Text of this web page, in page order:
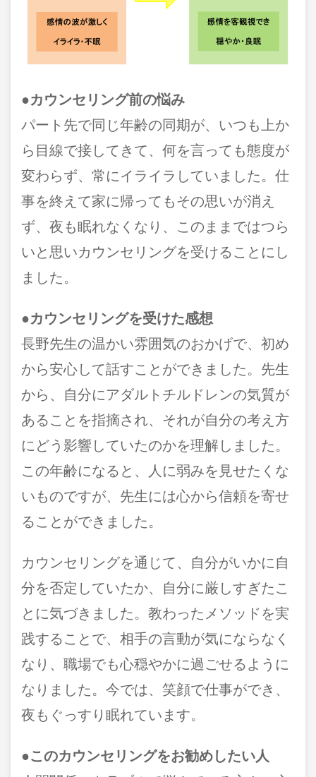
●カウンセリング前の悩み
パート先で同じ年齢の同期が、いつも上か
ら目線で接してきて、何を言っても態度が
変わらず、常にイライラしていました。仕
事を終えて家に帰ってもその思いが消え
ず、夜も眠れなくなり、このままではつら
いと思いカウンセリングを受けることにし
ました。
●カウンセリングを受けた感想
長野先生の温かい雰囲気のおかげで、初め
から安心して話すことができました。先生
から、自分にアダルトチルドレンの気質が
あることを指摘され、それが自分の考え方
にどう影響していたのかを理解しました。
この年齢になると、人に弱みを見せたくな
いものですが、先生には心から信頼を寄せ
ることができました。
カウンセリングを通じて、自分がいかに自
分を否定していたか、自分に厳しすぎたこ
とに気づきました。教わったメソッドを実
践することで、相手の言動が気にならなく
なり、職場でも心穏やかに過ごせるように
なりました。今では、笑顔で仕事ができ、
夜もぐっすり眠れています。
●このカウンセリングをお勧めしたい人